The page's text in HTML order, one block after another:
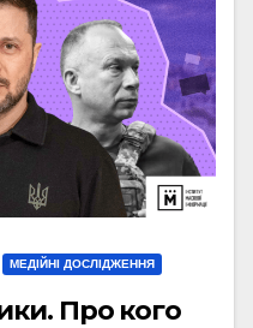
МЕДІЙНІ ДОСЛІДЖЕННЯ
Про кого